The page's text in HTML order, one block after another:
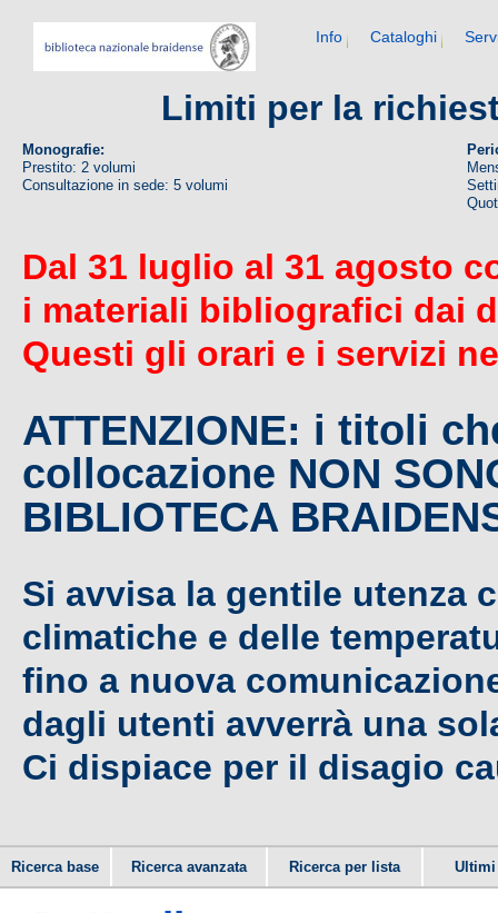
Info Cataloghi
Limiti per la
Monografie:
Prestito: 2 volumi
Consultazione in sede: 5 volumi
Dal 31 luglio al 31 agosto
i materiali bibliografici dai
Questi gli orari e i servizi
ATTENZIONE: i titoli
collocazione NON
BIBLIOTECA
Si avvisa la gentile utenza
climatiche e delle
fino a nuova
dagli utenti avverrà una
Ci dispiace per il disagio
Ricerca base Ricerca avanzata Ricerca per lista